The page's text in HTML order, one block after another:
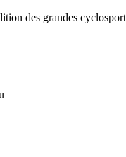
des grandes